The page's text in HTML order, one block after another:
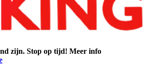
zijn. Stop op tijd! Meer info